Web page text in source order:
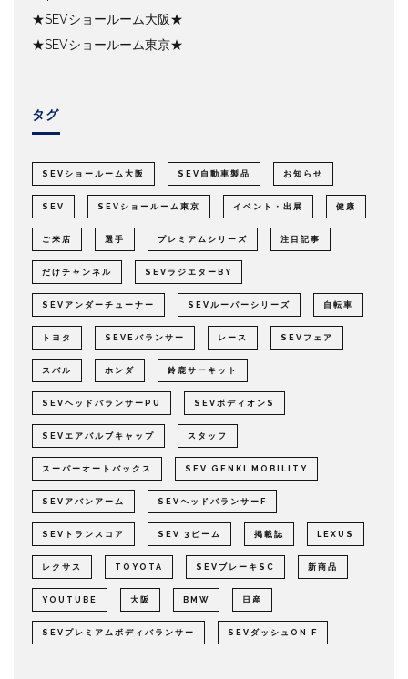
★SEVショールーム大阪★
★SEVショールーム東京★
タグ
SEVショールーム大阪 SEV自動車製品 お知らせ
SEV SEVショールーム東京 イベント・出展 健康
ご来店 選手 プレミアムシリーズ 注目記事
だけチャンネル SEVラジエターBY
SEVアンダーチューナー SEVルーパーシリーズ 自転車
トヨタ SEVEバランサー レース SEVフェア
スバル ホンダ 鈴鹿サーキット
SEVヘッドバランサーPU SEVボディオンS
SEVエアバルブキャップ スタッフ
スーパーオートバックス SEV GENKI MOBILITY
SEVアバンアーム SEVヘッドバランサーF
SEVトランスコア SEV 3ビーム 掲載誌 LEXUS
レクサス TOYOTA SEVブレーキSC 新商品
YOUTUBE 大阪 BMW 日産
SEVプレミアムボディバランサー SEVダッシュON F